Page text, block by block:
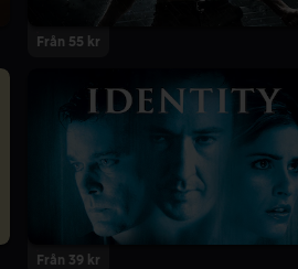
Från 55 kr
Från 39 kr